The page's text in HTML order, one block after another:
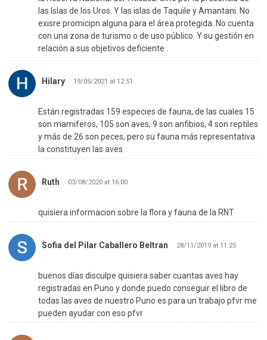
las Islas de los Uros. Y las islas de Taquile y Amantani. No
exisre promicipn alguna para el área protegida. No cuenta
con una zona de turismo o de uso público. Y su gestión en
relación a sus objetivos deficiente .
Hilary 19/05/2021 at 12:51
Están registradas 159 especies de fauna, de las cuales 15
son mamiferos, 105 son aves, 9 son anfibios, 4 son reptiles
y más de 26 son peces, pero su fauna más representativa
la constituyen las aves.
Ruth 03/08/2020 at 16:00
quisiera informacion sobre la flora y fauna de la RNT
Sofia del Pilar Caballero Beltran 28/11/2019 at 11:25
buenos días disculpe quisiera saber cuantas aves hay
registradas en Puno y donde puedo conseguir el libro de
todas las aves de nuestro Puno es para un trabajo pfvr me
pueden ayudar con eso pfvr